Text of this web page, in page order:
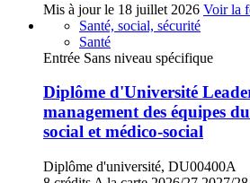
Mis à jour le 18 juillet 2026 Voir la
Santé, social, sécurité
Santé
Entrée Sans niveau spécifique
Diplôme d'Université
management des équipes
social et médico-social
Diplôme d'université, DU00400A